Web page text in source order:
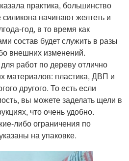
практика, большинство
начинают желтеть и
год, в то время как
состав будет служить в разы
внешних изменений.
работ по дереву отлично
материалов: пластика, ДВП и
другого. То есть если
вы можете заделать щели в
что очень удобно.
либо ограничения по
на упаковке.